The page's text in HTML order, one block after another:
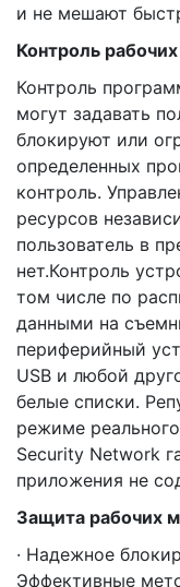
и не мешают
Контроль
Контроль
могут задавать
блокируют или
определенных
контроль.
ресурсов
пользователь в
нет.Контроль
том числе по
данными на
периферийный
USB и любой
белые списки.
режиме
Security Network
приложения не
Защита рабочих
· Надежное
Эффективные